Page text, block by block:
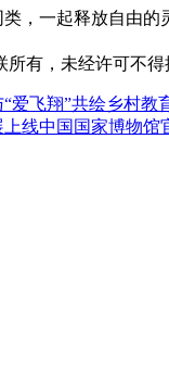
，一起释放自由的
所有，未经许可不
爱飞翔”共绘乡村教
线中国国家博物馆